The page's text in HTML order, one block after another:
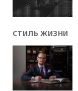
СТИЛЬ ЖИЗНИ